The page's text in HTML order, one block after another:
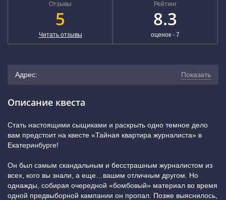
Отзывы
5
Читать отзывы
Рейтинг
8.3
оценок - 7
Адрес: Показать
Динамо, Площадь 1905 Года
Описание квеста
Стать настоящими сыщиками и раскрыть одно темное дело
вам предстоит на квесте «Тайная квартира журналиста» в
Екатеринбурге!
Он был самым скандальным и бесстрашным журналистом из
всех, кого вы знали, а еще…вашим отличным другом. Но
однажды, собирая очередной «бомбовый» материал во время
одной предвыборной кампании он пропал. Позже выяснилось,